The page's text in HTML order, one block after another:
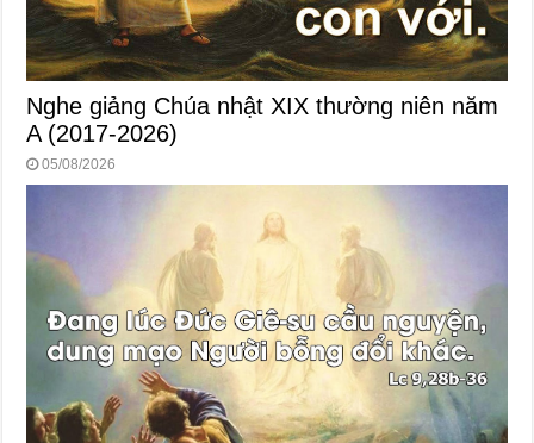
Nghe giảng Chúa nhật XIX thường niên năm
A (2017-2026)
05/08/2026